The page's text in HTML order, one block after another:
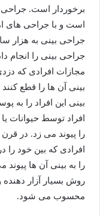
برخوردار است. جراحی
است و با جراحی های
جراحی بینی به هزار
جراحی بینی را انجام
مجازات افرادی که
بینی آن ها را قطع
بینی این افراد را به
افراد توسط حیوانات
افرادی که بین خود
را به بینی آن ها پیوند
روش بسیار آزار
محسوب می شود.